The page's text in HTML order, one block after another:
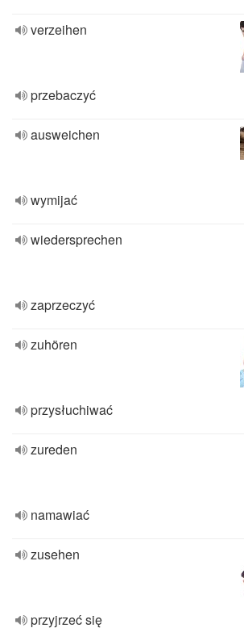
verzeihen
przebaczyć
ausweichen
wymijać
wiedersprechen
zaprzeczyć
zuhören
przysłuchiwać
zureden
namawiać
zusehen
przyjrzeć się